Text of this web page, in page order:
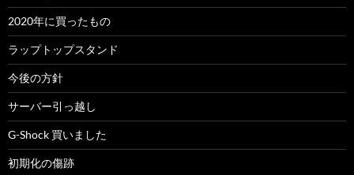
2020年に買ったもの
ラップトップスタンド
今後の方針
サーバー引っ越し
G-Shock 買いました
初期化の傷跡